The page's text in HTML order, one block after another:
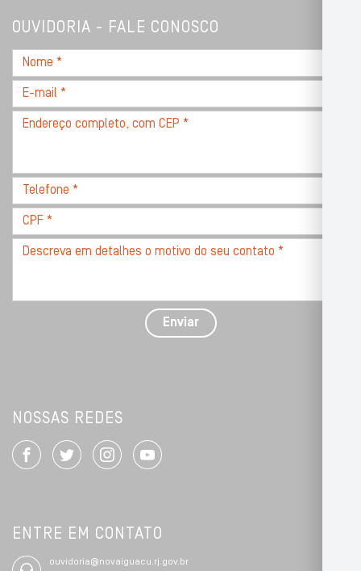
OUVIDORIA - FALE CONOSCO
Nome
*
E-
mail
Endereço
CEP
Telefone
*
CPF
*
Descreva
com
Enviar
NOSSAS REDES
ENTRE EM CONTATO
ouvidoria@novaiguacu.rj.gov.br